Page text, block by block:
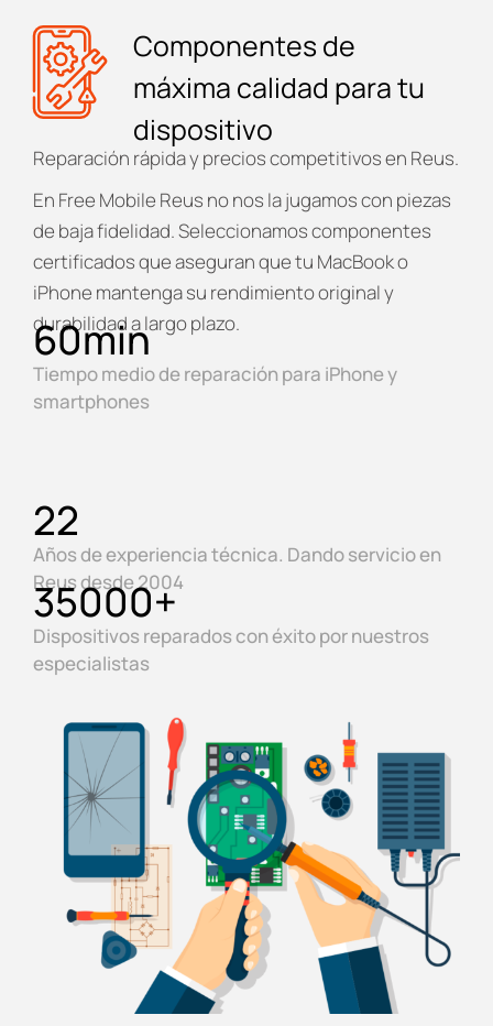
Componentes de
máxima calidad para tu
dispositivo
Reparación rápida y precios competitivos en Reus.
En Free Mobile Reus no nos la jugamos con piezas
de baja fidelidad. Seleccionamos componentes
certificados que aseguran que tu MacBook o
iPhone mantenga su rendimiento original y
durabilidad a largo plazo.
Tiempo medio de reparación para iPhone y
smartphones
60min
Años de experiencia técnica. Dando servicio en
Reus desde 2004
22
Dispositivos reparados con éxito por nuestros
especialistas
35000+